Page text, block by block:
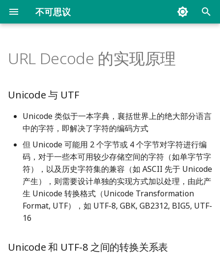
不可思议
搜
Flink 1. Source
11. Checkpoint
12. Watermark
13. Window
14. State
15. WordCountExample
ProxySQL 实战
Flink 面试题
常用工具
常用文档
Unicode 与 UTF
Unicode 和 UTF-8 之间的转
Unicode 和 UTF-16 转换算法
URL Decode 的代码实现
参考
URL Decode 的实现原理
Unicode 与 UTF
Unicode 类似于一本字典，襄括世界上的绝大部分语言
中的字符，即解决了字符的编码方式
但 Unicode 可能用 2 个字节或 4 个字节对字符进行编
码，对于一些本可用较少存储空间的字符（如单字节字
符），以及历史字符集的兼容（如 ASCII 先于 Unicode
产生），则需要设计单独的实现方式加以处理，由此产
生 Unicode 转换格式（Unicode Transformation
Format, UTF），如 UTF-8, GBK, GB2312, BIG5, UTF-
16
Unicode 和 UTF-8 之间的转换关系表